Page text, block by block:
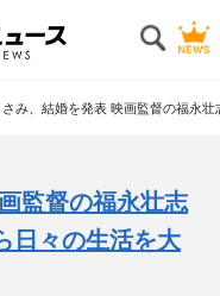
み、結婚を発表 映画監督の福永
監督の福永壮志
日々の生活を大